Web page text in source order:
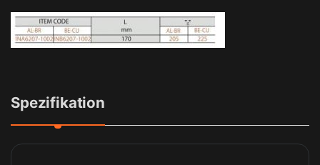
Spezifikation